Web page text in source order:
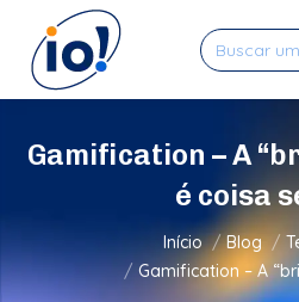
Search:
Gamification – A
é coisa
Você está aqui:Início Blog
Gamification – A